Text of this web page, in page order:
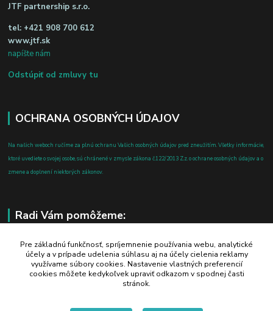
JTF partnership s.r.o.
tel: +421 908 700 612
www.jtf.sk
napíšte nám
Odstúpiť od zmluvy tu
OCHRANA OSOBNÝCH ÚDAJOV
Na našich weboch ručíme za plnú ochranu Vašich osobných údajov pred zneužitím. Všetky informácie,
ktoré uvediete o svojej osobe, sú chránené v zmysle zákona č.122/2013 Z.z. o ochrane osobných údajov a o
zmene a doplnení niektorých zákonov.
Radi Vám pomôžeme:
+421 908 700 612
po-pia: 8.00 - 16.00
business@jtf.sk
Pre základnú funkčnosť, spríjemnenie používania webu, analytické
účely a v prípade udelenia súhlasu aj na účely cielenia reklamy
využívame súbory cookies. Nastavenie vlastných preferencií
cookies môžete kedykoľvek upraviť odkazom v spodnej časti
stránok.